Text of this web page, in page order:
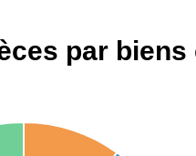
2 013 €
12 687 €
par